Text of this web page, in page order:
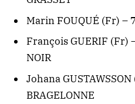
Marin FOUQUÉ (Fr) –
François GUERIF (Fr)
NOIR
Johana
BRAGELONNE